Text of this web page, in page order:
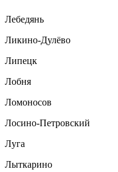
Лебедянь
Ликино-Дулёво
Липецк
Лобня
Ломоносов
Лосино-Петровский
Луга
Лыткарино